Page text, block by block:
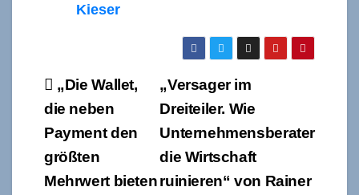
Kieser
Beitragsnavigation
„Versager im
Dreiteiler. Wie
Unternehmensberater
die Wirtschaft
ruinieren“ von Rainer
„Die Wallet,
die neben
Payment den
größten
Mehrwert bieten